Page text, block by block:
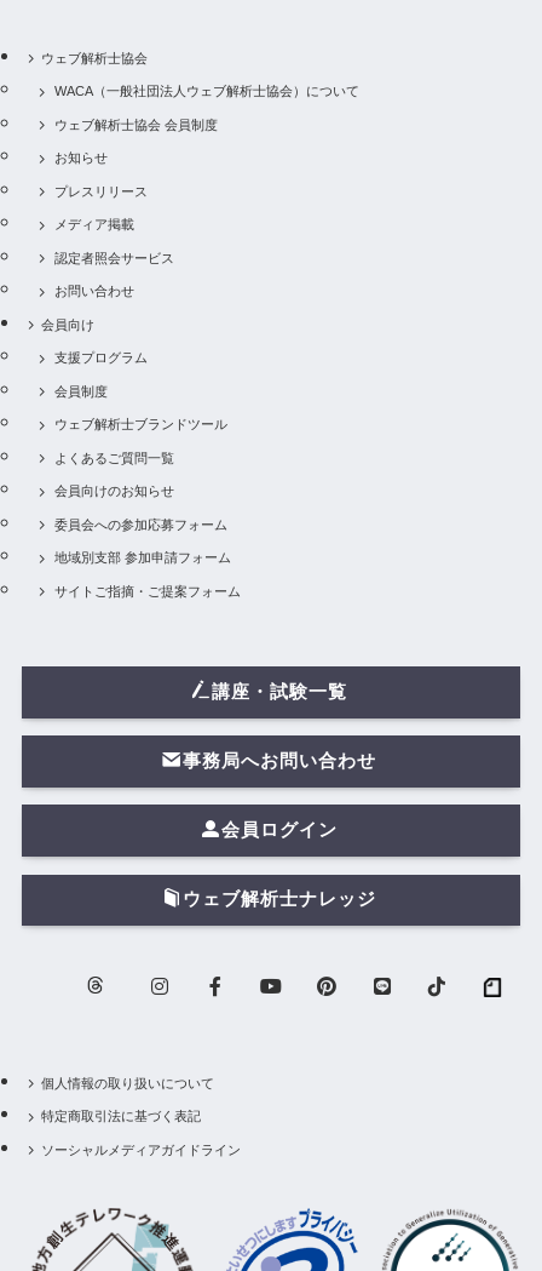
ウェブ解析士協会
WACA（一般社団法人ウェブ解析士協会）について
ウェブ解析士協会 会員制度
お知らせ
プレスリリース
メディア掲載
認定者照会サービス
お問い合わせ
会員向け
支援プログラム
会員制度
ウェブ解析士ブランドツール
よくあるご質問一覧
会員向けのお知らせ
委員会への参加応募フォーム
地域別支部 参加申請フォーム
サイトご指摘・ご提案フォーム
講座・試験一覧
事務局へお問い合わせ
会員ログイン
ウェブ解析士ナレッジ
個人情報の取り扱いについて
特定商取引法に基づく表記
ソーシャルメディアガイドライン